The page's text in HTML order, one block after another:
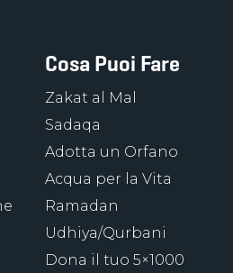
Cosa Puoi Fare
Zakat al Mal
Sadaqa
Adotta un Orfano
Acqua per la Vita
Ramadan
Udhiya/Qurbani
Dona il tuo 5×1000